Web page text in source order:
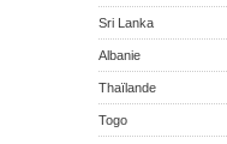
Sri Lanka
Albanie
Thaïlande
Togo